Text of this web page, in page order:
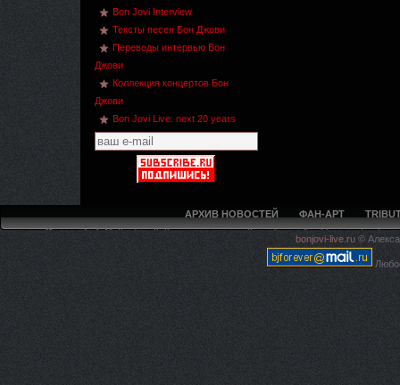
Bon Jovi Interview
Тексты песен Бон Джови
Переводы интервью Бон
Джови
Коллекция концертов Бон
Джови
Bon Jovi Live: next 20 years
АРХИВ НОВОСТЕЙ ФАН-АРТ
Deprecated: Methods with the same name as their class will not be
live.ru/
bonjovi-live.ru©